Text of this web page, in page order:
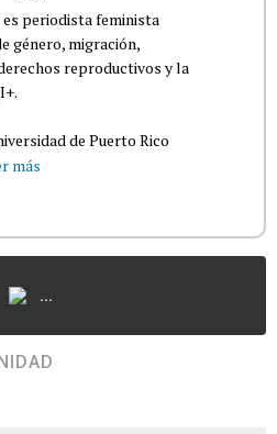
periodista feminista
género, migración,
reproductivos y la
de Puerto Rico
más
...